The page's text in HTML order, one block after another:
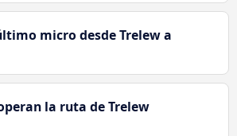
micro desde Trelew a
la ruta de Trelew